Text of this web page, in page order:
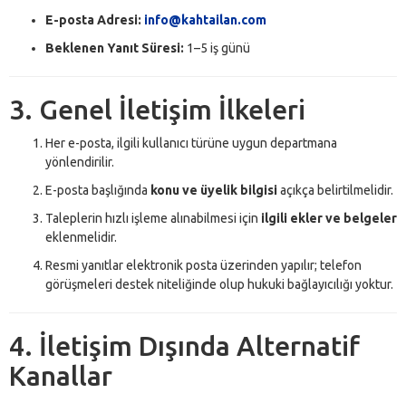
E-posta Adresi: info@kahtailan.com
Beklenen Yanıt Süresi: 1–5 iş günü
3. Genel İletişim İlkeleri
Her e-posta, ilgili kullanıcı türüne uygun departmana
yönlendirilir.
E-posta başlığında konu ve üyelik bilgisiaçıkça belirtilmelidir.
Taleplerin hızlı işleme alınabilmesi için ilgili ekler ve belgeler
eklenmelidir.
Resmi yanıtlar elektronik posta üzerinden yapılır; telefon
görüşmeleri destek niteliğinde olup hukuki bağlayıcılığı yoktur.
4. İletişim Dışında Alternatif
Kanallar